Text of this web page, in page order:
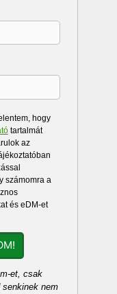
hogy
tartalmát
az
számomra a
és eDM-et
et, csak
nem